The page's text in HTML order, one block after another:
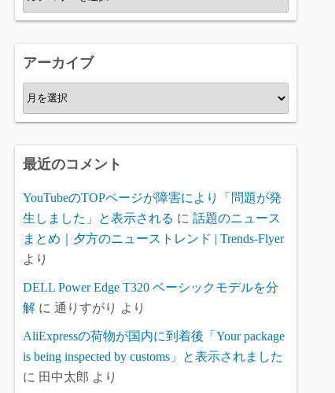
テ
ー
アーカイブ
ア
ー
ブ
最近のコメント
YouTubeのTOPページが障害により「問題が発
生しました」と表示される に 話題のニュース
まとめ｜夕方のニューストレンド | Trends-Flyer
より
DELL Power Edge T320 ベーシックモデルを分
解 に 通りすがり より
AliExpressの荷物が国内に到着後「Your package
is being inspected by customs」と表示されました
に 田中太郎 より